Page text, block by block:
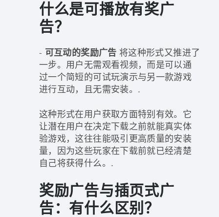
什么是可播放有奖广
告？
- 可互动的奖励广告 将这种形式又推进了
一步。用户无需观看视频，而是可以通
过一个简短的可试玩演示与另一款游戏
进行互动，且无需安装。.
这种形式在用户获取方面特别有效。它
让潜在用户在决定下载之前就能真实体
验游戏，这往往能吸引更高质量的安装
量，因为这些玩家在下载前就已经清楚
自己将获得什么。.
奖励广告与插页式广
告：有什么区别？